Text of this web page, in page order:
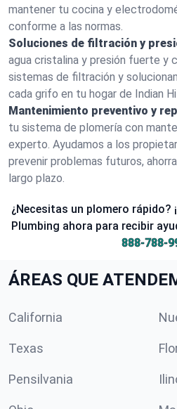
mantener tu cocina y
conforme a las normas.
Soluciones de filtración y
agua cristalina y presión fuerte y
sistemas de filtración y
cada grifo en tu hogar de Indian
Mantenimiento preventivo y
tu sistema de plomería con
experto. Ayudamos a los
prevenir problemas futuros,
largo plazo.
¿Necesitas un plomero rápido?
Plumbing ahora para recibir
888-788-
ÁREAS QUE
California
Texas
Pensilvania